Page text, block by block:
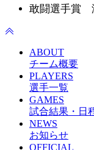
敢闘選手賞
ABOUT
チーム概要
PLAYERS
選手一覧
GAMES
試合結果・日
NEWS
お知らせ
OFFICIAL